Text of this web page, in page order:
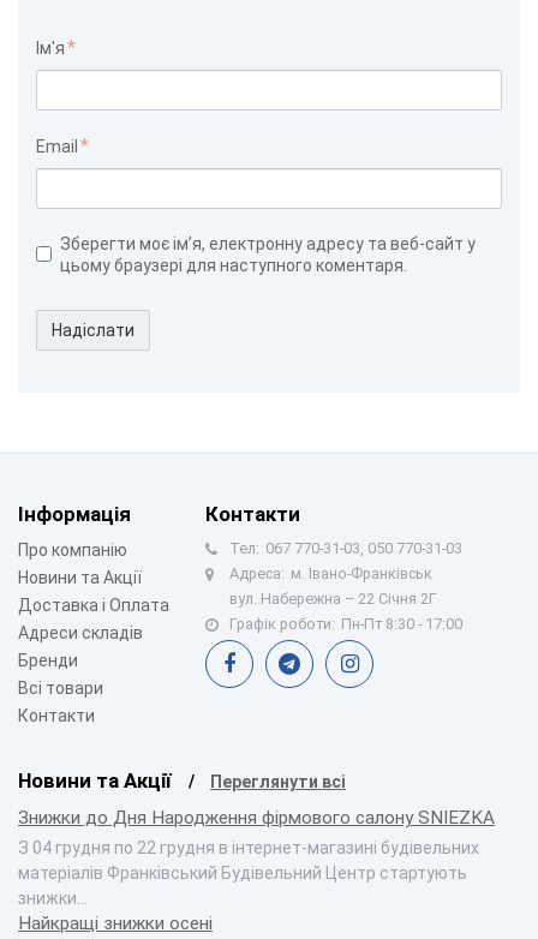
Ім'я
Email
Зберегти моє ім’я, електронну адресу та веб-сайт у
цьому браузері для наступного коментаря.
Надіслати
Інформація
Про компанію
Новини та Акції
Доставка і Оплата
Адреси складів
Бренди
Всі товари
Контакти
Контакти
Тел: 067 770-31-03, 050 770-31-03
Адреса: м. Івано-Франківськ
вул. Набережна – 22 Січня 2Г
Графік роботи: Пн-Пт 8:30 - 17:00
Новини та Акції Переглянути всі
Знижки до Дня Народження фірмового салону SNIEZKA
З 04 грудня по 22 грудня в інтернет-магазині будівельних
матеріалів Франківський Будівельний Центр стартують
знижки…
Найкращі знижки осені